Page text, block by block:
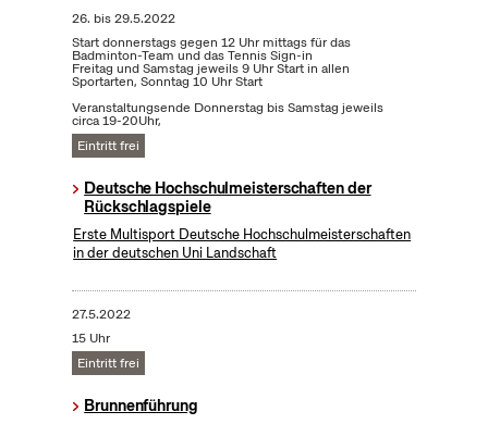
26. bis29.5.2022
Start donnerstags gegen 12 Uhr mittags für das
Badminton-Team und das Tennis Sign-in
Freitag und Samstag jeweils 9 Uhr Start in allen
Sportarten, Sonntag 10 Uhr Start
Veranstaltungsende Donnerstag bis Samstag jeweils
circa 19-20Uhr,
Eintritt frei
Deutsche Hochschulmeisterschaften der
Rückschlagspiele
Erste Multisport Deutsche Hochschulmeisterschaften
in der deutschen Uni Landschaft
27.5.2022
15 Uhr
Eintritt frei
Brunnenführung